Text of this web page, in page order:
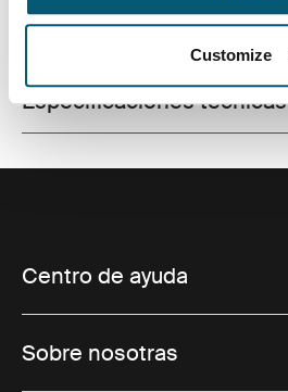
Customize
Todas las características
Especificaciones técnicas
Centro de ayuda
Sobre nosotras